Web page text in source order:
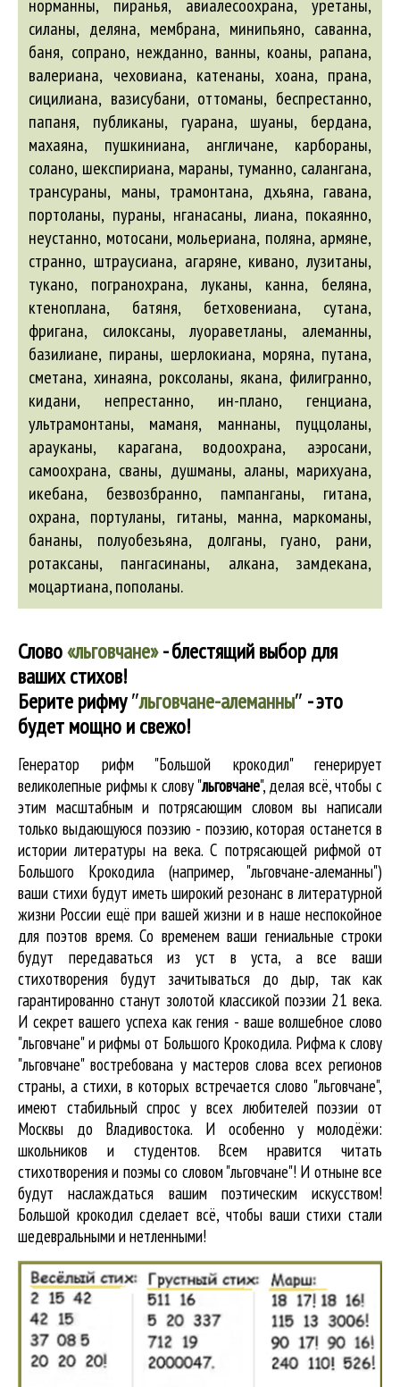
норманны, пиранья, авиалесоохрана, уретаны,
силаны, деляна, мембрана, минипьяно, саванна,
баня, сопрано, нежданно, ванны, коаны, рапана,
валериана, чеховиана, катенаны, хоана, прана,
сицилиана, вазисубани, оттоманы, беспрестанно,
папаня, публиканы, гуарана, шуаны, бердана,
махаяна, пушкиниана, англичане, карбораны,
солано, шекспириана, мараны, туманно, салангана,
трансураны, маны, трамонтана, дхьяна, гавана,
портоланы, пураны, нганасаны, лиана, покаянно,
неустанно, мотосани, мольериана, поляна, армяне,
странно, штраусиана, агаряне, кивано, лузитаны,
тукано, погранохрана, луканы, канна, беляна,
ктеноплана, батяня, бетховениана, сутана,
фригана, силоксаны, луораветланы, алеманны,
базилиане, пираны, шерлокиана, моряна, путана,
сметана, хинаяна, роксоланы, якана, филигранно,
кидани, непрестанно, ин-плано, генциана,
ультрамонтаны, маманя, маннаны, пуццоланы,
арауканы, карагана, водоохрана, аэросани,
самоохрана, сваны, душманы, аланы, марихуана,
икебана, безвозбранно, пампанганы, гитана,
охрана, портуланы, гитаны, манна, маркоманы,
бананы, полуобезьяна, долганы, гуано, рани,
ротаксаны, пангасинаны, алкана, замдекана,
моцартиана, пополаны.
Слово«льговчане»- блестящий выбор для
ваших стихов!
Берите рифму″льговчане-алеманны″ - это
будет мощно и свежо!
Генератор рифм "Большой крокодил" генерирует
великолепные рифмы к слову "льговчане", делая всё, чтобы с
этим масштабным и потрясающим словом вы написали
только выдающуюся поэзию - поэзию, которая останется в
истории литературы на века. С потрясающей рифмой от
Большого Крокодила (например, "льговчане-алеманны")
ваши стихи будут иметь широкий резонанс в литературной
жизни России ещё при вашей жизни и в наше неспокойное
для поэтов время. Со временем ваши гениальные строки
будут передаваться из уст в уста, а все ваши
стихотворения будут зачитываться до дыр, так как
гарантированно станут золотой классикой поэзии 21 века.
И секрет вашего успеха как гения - ваше волшебное слово
"льговчане" и рифмы от Большого Крокодила. Рифма к слову
"льговчане" востребована у мастеров слова всех регионов
страны, а стихи, в которых встречаетсяслово "льговчане",
имеют стабильный спрос у всех любителей поэзии от
Москвы до Владивостока. И особенно у молодёжи:
школьников и студентов. Всем нравится читать
стихотворения и поэмы со словом "льговчане"! И отныне все
будут наслаждаться вашим поэтическим искусством!
Большой крокодил cделает всё, чтобы ваши стихи стали
шедевральными и нетленными!